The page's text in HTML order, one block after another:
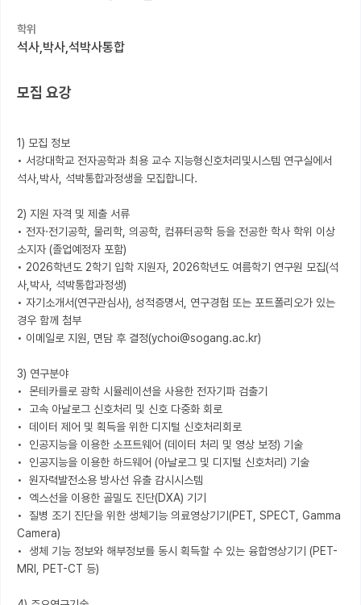
커리어
반도체 아카데미
재팬라운지 🌸
학위
석사,박사,석박사통합
모집 요강
1) 모집 정보
• 서강대학교 전자공학과 최용 교수 지능형신호처리및시스템 연구실에서
석사,박사, 석박통합과정생을 모집합니다.
2) 지원 자격 및 제출 서류
• 전자·전기공학, 물리학, 의공학, 컴퓨터공학 등을 전공한 학사 학위 이상
소지자 (졸업예정자 포함)
• 2026학년도 2학기 입학 지원자, 2026학년도 여름학기 연구원 모집(석
사,박사, 석박통합과정생)
• 자기소개서(연구관심사), 성적증명서, 연구경험 또는 포트폴리오가 있는
경우 함께 첨부
• 이메일로 지원, 면담 후 결정(ychoi@sogang.ac.kr)
3) 연구분야
•  몬테카를로 광학 시뮬레이션을 사용한 전자기파 검출기
•  고속 아날로그 신호처리 및 신호 다중화 회로
•  데이터 제어 및 획득을 위한 디지털 신호처리회로
•  인공지능을 이용한 소프트웨어 (데이터 처리 및 영상 보정) 기술
•  인공지능을 이용한 하드웨어 (아날로그 및 디지털 신호처리) 기술
•  원자력발전소용 방사선 유출 감시시스템
•  엑스선을 이용한 골밀도 진단(DXA) 기기
•  질병 조기 진단을 위한 생체기능 의료영상기기(PET, SPECT, Gamma
Camera)
•  생체 기능 정보와 해부정보를 동시 획득할 수 있는 융합영상기기 (PET-
MRI, PET-CT 등)